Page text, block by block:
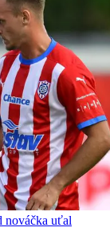
nováčka uťal